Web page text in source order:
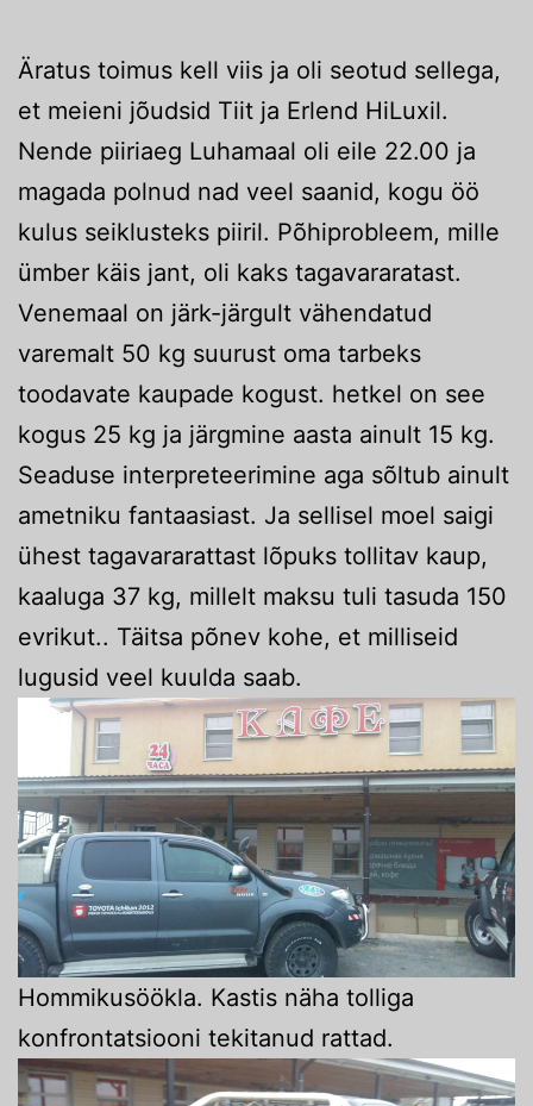
Äratus toimus kell viis ja oli seotud sellega,
et meieni jõudsid Tiit ja Erlend HiLuxil.
Nende piiriaeg Luhamaal oli eile 22.00 ja
magada polnud nad veel saanid, kogu öö
kulus seiklusteks piiril. Põhiprobleem, mille
ümber käis jant, oli kaks tagavararatast.
Venemaal on järk-järgult vähendatud
varemalt 50 kg suurust oma tarbeks
toodavate kaupade kogust. hetkel on see
kogus 25 kg ja järgmine aasta ainult 15 kg.
Seaduse interpreteerimine aga sõltub ainult
ametniku fantaasiast. Ja sellisel moel saigi
ühest tagavararattast lõpuks tollitav kaup,
kaaluga 37 kg, millelt maksu tuli tasuda 150
evrikut.. Täitsa põnev kohe, et milliseid
lugusid veel kuulda saab.
Hommikusöökla. Kastis näha tolliga
konfrontatsiooni tekitanud rattad.